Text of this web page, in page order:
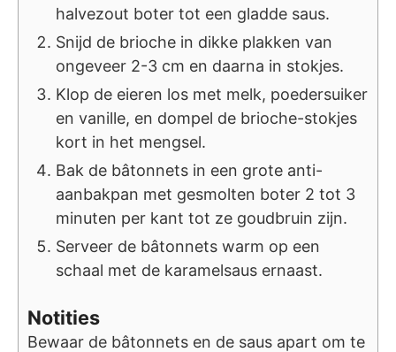
halvezout boter tot een gladde saus.
Snijd de brioche in dikke plakken van
ongeveer 2-3 cm en daarna in stokjes.
Klop de eieren los met melk, poedersuiker
en vanille, en dompel de brioche-stokjes
kort in het mengsel.
Bak de bâtonnets in een grote anti-
aanbakpan met gesmolten boter 2 tot 3
minuten per kant tot ze goudbruin zijn.
Serveer de bâtonnets warm op een
schaal met de karamelsaus ernaast.
Notities
Bewaar de bâtonnets en de saus apart om te